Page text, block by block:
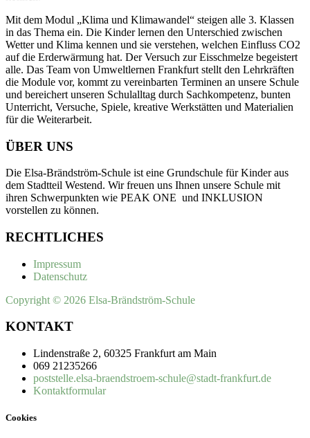
Mit dem Modul „Klima und Klimawandel“ steigen alle 3. Klassen
in das Thema ein. Die Kinder lernen den Unterschied zwischen
Wetter und Klima kennen und sie verstehen, welchen Einfluss CO2
auf die Erderwärmung hat. Der Versuch zur Eisschmelze begeistert
alle. Das Team von Umweltlernen Frankfurt stellt den Lehrkräften
die Module vor, kommt zu vereinbarten Terminen an unsere Schule
und bereichert unseren Schulalltag durch Sachkompetenz, bunten
Unterricht, Versuche, Spiele, kreative Werkstätten und Materialien
für die Weiterarbeit.
ÜBER UNS
Die Elsa-Brändström-Schule ist eine Grundschule für Kinder aus
dem Stadtteil Westend. Wir freuen uns Ihnen unsere Schule mit
ihren Schwerpunkten wie PEAK ONE und INKLUSION
vorstellen zu können.
RECHTLICHES
Impressum
Datenschutz
Copyright © 2026 Elsa-Brändström-Schule
KONTAKT
Lindenstraße 2, 60325 Frankfurt am Main
069 21235266
poststelle.elsa-braendstroem-schule@stadt-frankfurt.de
Kontaktformular
Cookies